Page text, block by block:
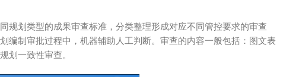
规划类型的成果审查标准，分类整理形成对应不同管控要求的审查
编制审批过程中，机器辅助人工判断。审查的内容一般包括：图文表
划一致性审查。